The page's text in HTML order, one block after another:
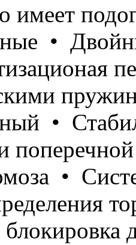
имеет
•
•
•